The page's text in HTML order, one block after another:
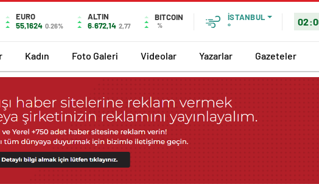
EURO
55,1624 0.26%
ALTIN
6.672,14 2,77
BITCOIN
%
İSTANBUL
°
Kadın Foto Galeri Videolar Yazarlar Gazeteler